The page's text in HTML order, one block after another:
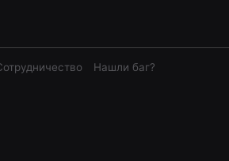
Нашли баг?